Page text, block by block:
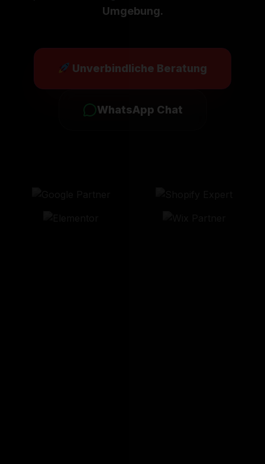
Umgebung.
Unverbindliche Beratung
WhatsApp Chat